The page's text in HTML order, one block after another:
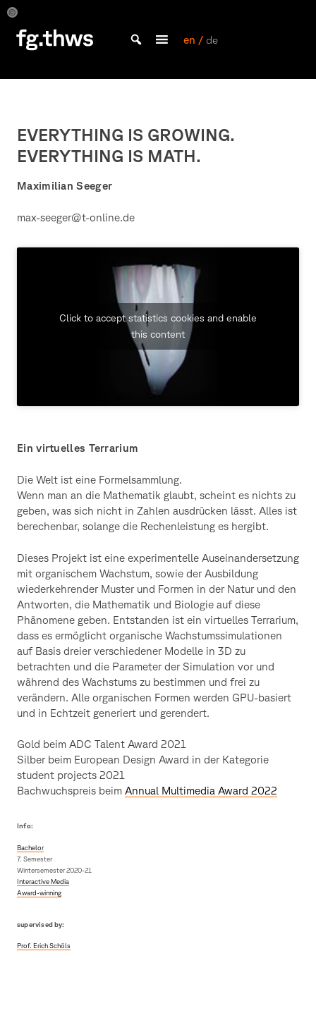
Skip
content
|
Gestaltung
Würzburg
en / de
EVERYTHING IS GROWING.
EVERYTHING IS MATH.
Maximilian Seeger
max-seeger@t-online.de
Click to accept statistics cookies and enable
this content
Ein virtuelles Terrarium
Die Welt ist eine Formelsammlung.
Wenn man an die Mathematik glaubt, scheint es nichts zu
geben, was sich nicht in Zahlen ausdrücken lässt. Alles ist
berechenbar, solange die Rechenleistung es hergibt.
Dieses Projekt ist eine experimentelle Auseinandersetzung
mit organischem Wachstum, sowie der Ausbildung
wiederkehrender Muster und Formen in der Natur und den
Antworten, die Mathematik und Biologie auf diese
Phänomene geben. Entstanden ist ein virtuelles Terrarium,
dass es ermöglicht organische Wachstumssimulationen
auf Basis dreier verschiedener Modelle in 3D zu
betrachten und die Parameter der Simulation vor und
während des Wachstums zu bestimmen und frei zu
verändern. Alle organischen Formen werden GPU-basiert
und in Echtzeit generiert und gerendert.
Gold beim ADC Talent Award 2021
Silber beim European Design Award in der Kategorie
student projects 2021
Bachwuchspreis beim Annual Multimedia Award 2022
Info:
Bachelor
7. Semester
Wintersemester 2020-21
Interactive Media
Award-winning
supervised by:
Prof. Erich Schöls
Seeger
Seeger